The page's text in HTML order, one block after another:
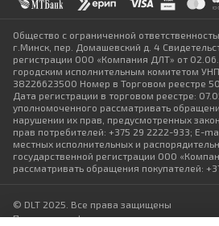
Общество с ограниченной
г.Минск, пер. Домашевский д. 4
регистрации ООО «Компания ДЛТ» от
городским исполнительным комитетом
38226623500 Номер в Торговом реестре
Дата регистрации в торговом реестре:
уполномоченного рассматривать
нарушении их прав, предусмотренных
прав потребителей: +375 29 2222-933; E-
местных исполнительных и
государственной регистрации ООО
рассматривать обращения покупателей:
© DLT 2025. Все права защищены
Политика конфиденциальности